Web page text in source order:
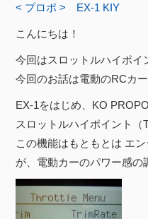
< プロポ > EX-1 KIY
こんにちは！
今回はスロットルハイポイ
今回のお話は電動のRCカ
EX-1をはじめ、KO
スロットルハイポイント（
この機能はもともとは エ
が、電動カーのパワー感の